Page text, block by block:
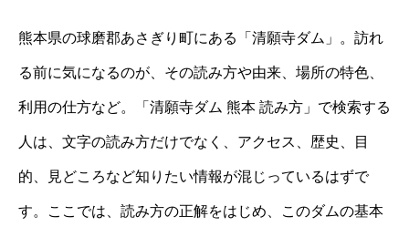
熊本県の球磨郡あさぎり町にある「清願寺ダム」。訪れ
る前に気になるのが、その読み方や由来、場所の特色、
利用の仕方など。「清願寺ダム 熊本 読み方」で検索する
人は、文字の読み方だけでなく、アクセス、歴史、目
的、見どころなど知りたい情報が混じっているはずで
す。ここでは、読み方の正解をはじめ、このダムの基本